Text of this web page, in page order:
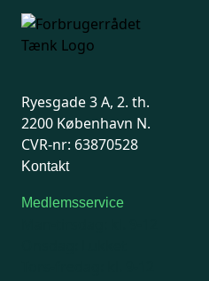
Ryesgade 3 A, 2. th.
2200 København N.
CVR-nr: 63870528
Kontakt
Medlemsservice